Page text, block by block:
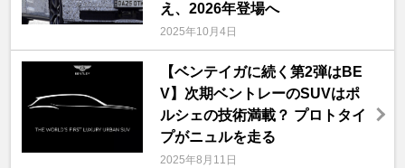
え、2026年登場へ
2025年10月4日
【ベンテイガに続く第2弾はBE
V】次期ベントレーのSUVはポ
ルシェの技術満載？ プロトタイ
プがニュルを走る
2025年8月11日